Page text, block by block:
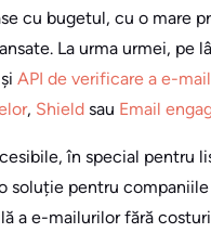
cu bugetul, cu o mare
La urma urmei, pe
API de verificare a e-
, Shield sau Email
în special pentru
soluție pentru
a e-mailurilor fără